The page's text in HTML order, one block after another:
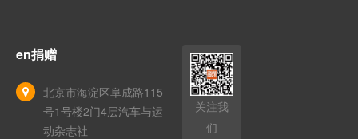
en捐赠
北京市海淀区阜成路115
号1号楼2门4层汽车与运
动杂志社
关注我
们